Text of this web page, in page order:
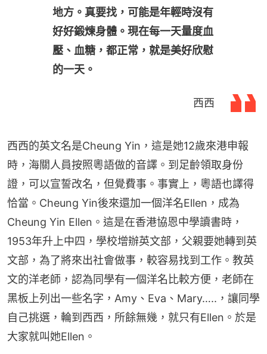
地方。真要找，可能是年輕時沒有
好好鍛煉身體。現在每一天量度血
壓、血糖，都正常，就是美好欣慰
的一天。
西西
西西的英文名是Cheung Yin，這是她12歲來港申報
時，海關人員按照粵語做的音譯。到足齡領取身份
證，可以宣誓改名，但覺費事。事實上，粵語也譯得
恰當。Cheung Yin後來還加一個洋名Ellen，成為
Cheung Yin Ellen。這是在香港協恩中學讀書時，
1953年升上中四，學校增辦英文部，父親要她轉到英
文部，為了將來出社會做事，較容易找到工作。教英
文的洋老師，認為同學有一個洋名比較方便，老師在
黑板上列出一些名字，Amy、Eva、Mary…..，讓同學
自己挑選，輪到西西，所餘無幾，就只有Ellen。於是
大家就叫她Ellen。